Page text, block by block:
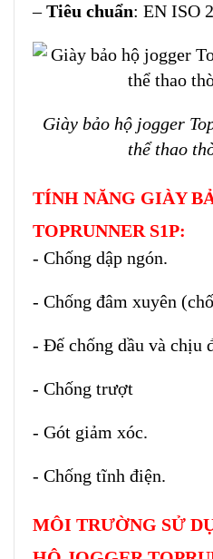
–Tiêu chuẩn: EN ISO
Giày bảo hộ jogger
thể thao
TÍNH NĂNG GIÀY
TOPRUNNER S1P:
- Chống dập ngón.
- Chống đâm xuyên
- Đế chống dầu và chịu
- Chống trượt
- Gót giảm xóc.
- Chống tĩnh điện.
MÔI TRƯỜNG SỬ